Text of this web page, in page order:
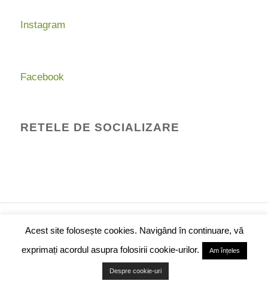
Instagram
Facebook
RETELE DE SOCIALIZARE
ACASĂ SĂNĂTATE MASAJ ÎNGRIJIRE
PROMOȚII
Acest site folosește cookies. Navigând în continuare, vă
exprimați acordul asupra folosirii cookie-urilor.
Am înțeles
Despre cookie-uri
677-064-2809 Binecuvantarea Plantelor ∙ om-
8744355605448219400 742391318